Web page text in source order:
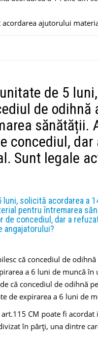
ajutorului
de 5
de odihnă
sănătății.
concediul, dar
Sunt legale
solicită acordarea a
pentru întremarea
concediul, dar a
angajatorului?
că concediul de
a 6 luni de muncă în
că concediul de odihnă
de expirarea a 6 luni de
CM poate fi acordat
în părți, una dintre